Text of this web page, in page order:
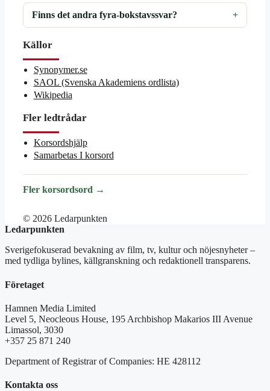
Finns det andra fyra-bokstavssvar?
Källor
Synonymer.se
SAOL (Svenska Akademiens ordlista)
Wikipedia
Fler ledtrådar
Korsordshjälp
Samarbetas I korsord
Fler korsordsord →
© 2026 Ledarpunkten
Ledarpunkten
Sverigefokuserad bevakning av film, tv, kultur och nöjesnyheter –
med tydliga bylines, källgranskning och redaktionell transparens.
Företaget
Hamnen Media Limited
Level 5, Neocleous House, 195 Archbishop Makarios III Avenue
Limassol, 3030
+357 25 871 240
Department of Registrar of Companies: HE 428112
Kontakta oss